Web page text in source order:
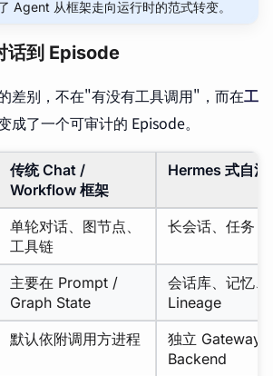
Agent 从框架走向运行时的范式转变。
话到 Episode
差别，不在"有没有工具调用"，而在工
成了一个可审计的 Episode。
传统 Chat /
Workflow 框架
Hermes 式自治
单轮对话、图节点、
工具链
长会话、任务
主要在 Prompt /
Graph State
会话库、记忆
Lineage
默认依附调用方进程
独立 Gateway
Backend